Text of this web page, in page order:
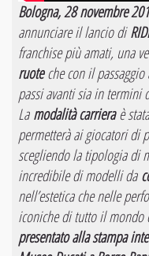
Bologna, 28 novembre
annunciare il lancio di
franchise più amati, una
ruoteche con il
passi avanti sia in termini
Lamodalità carrieraè
permetterà ai giocatori di
scegliendo la tipologia di
incredibile di modelli da
nell’estetica che nelle
iconiche di tutto il
presentato alla stampa